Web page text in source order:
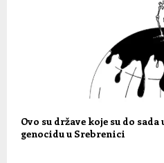
Ovo su države koje su do
genocidu u Srebrenici